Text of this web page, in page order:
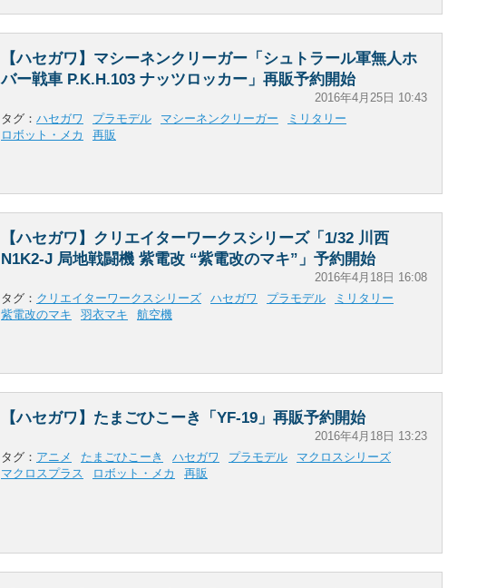
【ハセガワ】マシーネンクリーガー「シュトラール軍無人ホ
バー戦車 P.K.H.103 ナッツロッカー」再販予約開始
2016年4月25日 10:43
タグ： ハセガワ プラモデル マシーネンクリーガー
ミリタリー
ロボット・メカ
再販
【ハセガワ】クリエイターワークスシリーズ「1/32 川西
N1K2-J 局地戦闘機 紫電改 “紫電改のマキ”」予約開始
2016年4月18日 16:08
タグ： クリエイターワークスシリーズ ハセガワ プラモデル
ミリタリー
紫電改のマキ
羽衣マキ 航空機
【ハセガワ】たまごひこーき「YF-19」再販予約開始
2016年4月18日 13:23
タグ： アニメ たまごひこーき ハセガワ プラモデル
マクロスシリーズ
マクロスプラス
ロボット・メカ 再販